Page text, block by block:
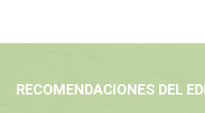
RECOMENDACIONES DEL